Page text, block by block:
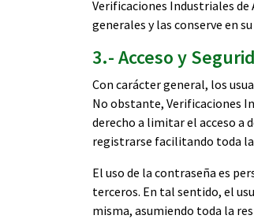
Verificaciones Industriales de
generales y las conserve en
3.- Acceso y
Con carácter general, los
No obstante, Verificaciones
derecho a limitar el acceso a
registrarse facilitando toda
El uso de la contraseña es
terceros. En tal sentido, el
misma, asumiendo toda la